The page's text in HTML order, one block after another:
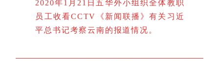
2020年1月21日五华外小组织全体教职
员工收看CCTV《新闻联播》有关习近
平总书记考察云南的报道情况。